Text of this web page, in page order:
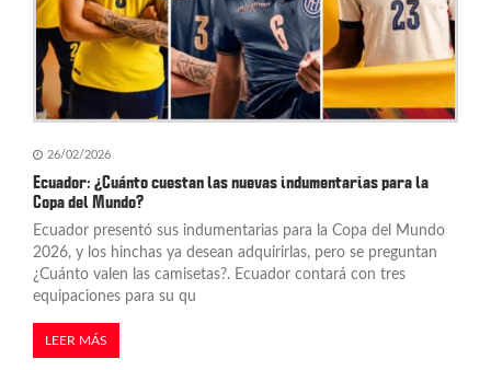
26/02/2026
Ecuador: ¿Cuánto cuestan las nuevas indumentarias para la
Copa del Mundo?
Ecuador presentó sus indumentarias para la Copa del Mundo
2026, y los hinchas ya desean adquirirlas, pero se preguntan
¿Cuánto valen las camisetas?. Ecuador contará con tres
equipaciones para su qu
LEER MÁS